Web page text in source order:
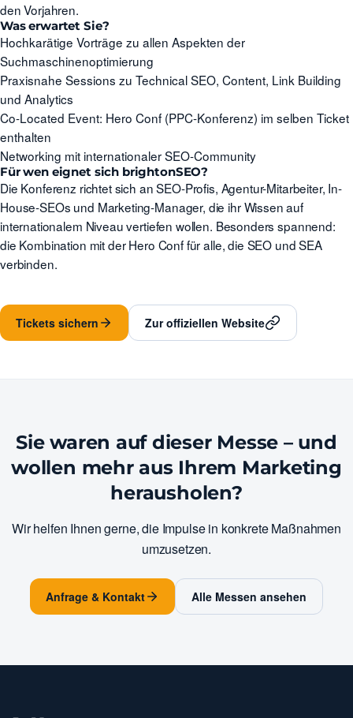
den Vorjahren.
Was erwartet Sie?
Hochkarätige Vorträge zu allen Aspekten der
Suchmaschinenoptimierung
Praxisnahe Sessions zu Technical SEO, Content, Link Building
und Analytics
Co-Located Event: Hero Conf (PPC-Konferenz) im selben Ticket
enthalten
Networking mit internationaler SEO-Community
Für wen eignet sich brightonSEO?
Die Konferenz richtet sich an SEO-Profis, Agentur-Mitarbeiter, In-
House-SEOs und Marketing-Manager, die ihr Wissen auf
internationalem Niveau vertiefen wollen. Besonders spannend:
die Kombination mit der Hero Conf für alle, die SEO und SEA
verbinden.
Tickets sichern Zur offiziellen Website
Sie waren auf dieser Messe – und
wollen mehr aus Ihrem Marketing
herausholen?
Wir helfen Ihnen gerne, die Impulse in konkrete Maßnahmen
umzusetzen.
Anfrage & Kontakt Alle Messen ansehen